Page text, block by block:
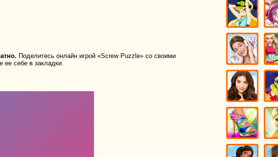
Поделитесь онлайн игрой «Screw Puzzle» со своими
ее себе в закладки.